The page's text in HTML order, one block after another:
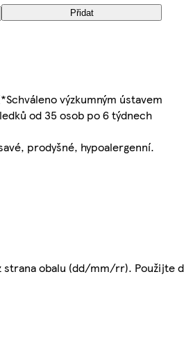
Přidat
výzkumným ústavem
od 35 osob po 6 týdnech
prodyšné, hypoalergenní.
strana obalu (dd/mm/rr). Použijte